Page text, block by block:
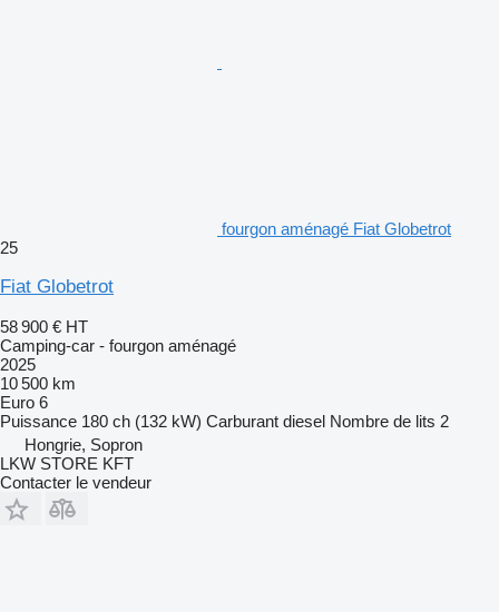
fourgon aménagé Fiat Globetrot
25
Fiat Globetrot
58 900 € HT
Camping-car - fourgon aménagé
2025
10 500 km
Euro 6
Puissance 180 ch (132 kW) Carburant diesel Nombre de lits 2
Hongrie, Sopron
LKW STORE KFT
Contacter le vendeur